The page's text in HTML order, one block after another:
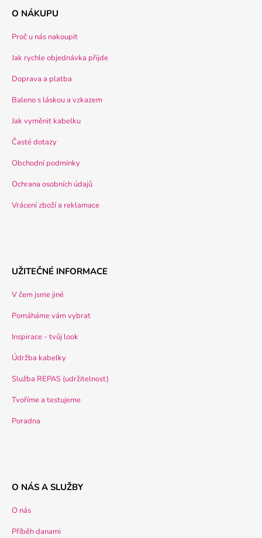
O NÁKUPU
Proč u nás nakoupit
Jak rychle objednávka přijde
Doprava a platba
Baleno s láskou a vzkazem
Jak vyměnit kabelku
Časté dotazy
Obchodní podmínky
Ochrana osobních údajů
Vrácení zboží a reklamace
UŽITEČNÉ INFORMACE
V čem jsme jiné
Pomáháme vám vybrat
Inspirace - tvůj look
Údržba kabelky
Služba REPAS (udržitelnost)
Tvoříme a testujeme
Poradna
O NÁS A SLUŽBY
O nás
Příběh danami